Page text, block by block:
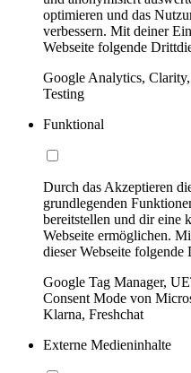
optimieren und das
verbessern. Mit deiner
Webseite folgende
Google Analytics,
Testing
Funktional
Durch das Akzeptieren
grundlegenden
bereitstellen und dir eine
Webseite ermöglichen.
dieser Webseite folgende
Google Tag Manager,
Consent Mode von
Klarna, Freshchat
Externe Medieninhalte